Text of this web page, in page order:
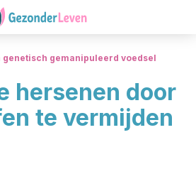
genetisch gemanipuleerd voedsel
hersenen door
te vermijden